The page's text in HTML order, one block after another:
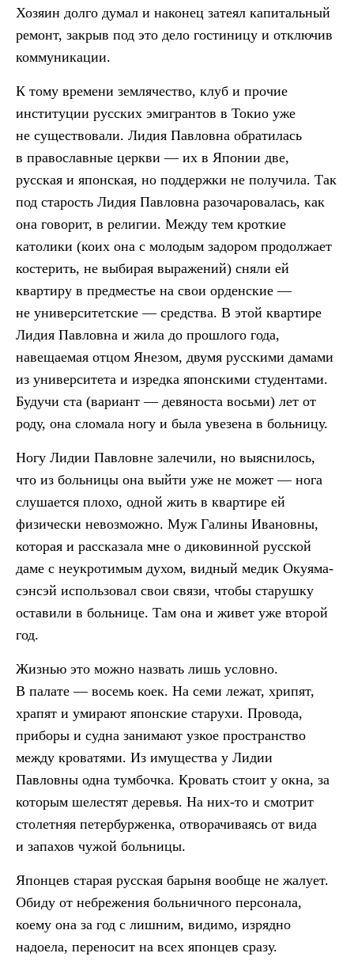
Хозяин долго думал и наконец затеял капитальный
ремонт, закрыв под это дело гостиницу и отключив
коммуникации.
К тому времени землячество, клуб и прочие
институции русских эмигрантов в Токио уже
не существовали. Лидия Павловна обратилась
в православные церкви — их в Японии две,
русская и японская, но поддержки не получила. Так
под старость Лидия Павловна разочаровалась, как
она говорит, в религии. Между тем кроткие
католики (коих она с молодым задором продолжает
костерить, не выбирая выражений) сняли ей
квартиру в предместье на свои орденские —
не университетские — средства. В этой квартире
Лидия Павловна и жила до прошлого года,
навещаемая отцом Янезом, двумя русскими дамами
из университета и изредка японскими студентами.
Будучи ста (вариант — девяноста восьми) лет от
роду, она сломала ногу и была увезена в больницу.
Ногу Лидии Павловне залечили, но выяснилось,
что из больницы она выйти уже не может — нога
слушается плохо, одной жить в квартире ей
физически невозможно. Муж Галины Ивановны,
которая и рассказала мне о диковинной русской
даме с неукротимым духом, видный медик Окуяма-
сэнсэй использовал свои связи, чтобы старушку
оставили в больнице. Там она и живет уже второй
год.
Жизнью это можно назвать лишь условно.
В палате — восемь коек. На семи лежат, хрипят,
храпят и умирают японские старухи. Провода,
приборы и судна занимают узкое пространство
между кроватями. Из имущества у Лидии
Павловны одна тумбочка. Кровать стоит у окна, за
которым шелестят деревья. На них-то и смотрит
столетняя петербурженка, отворачиваясь от вида
и запахов чужой больницы.
Японцев старая русская барыня вообще не жалует.
Обиду от небрежения больничного персонала,
коему она за год с лишним, видимо, изрядно
надоела, переносит на всех японцев сразу.